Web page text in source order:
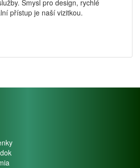
Smysl pro design, rychlé
přístup je naší vizitkou.